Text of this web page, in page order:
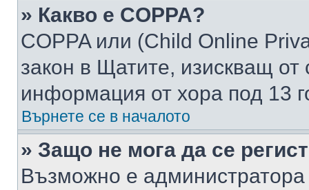
» Какво е COPPA?
COPPA или (Child Online
закон в Щатите, изискващ от
информация от хора под 13
Върнете се в началото
» Защо не мога да се
Възможно е